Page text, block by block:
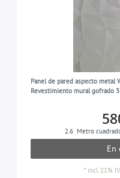
Panel de pared aspecto metal
Revestimiento mural gofrado
2.6 Metro
En
* incl. 21%